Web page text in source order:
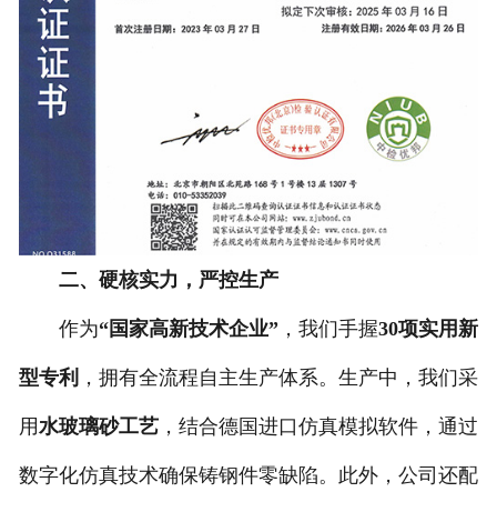
二、硬核实力，严控生产
作为“国家高新技术企业”，我们手握30项实用新
型专利 ，拥有全流程自主生产体系。生产中，我们采
用水玻璃砂工艺，结合德国进口仿真模拟软件，通过
数字化仿真技术确保铸钢件零缺陷。此外，公司还配